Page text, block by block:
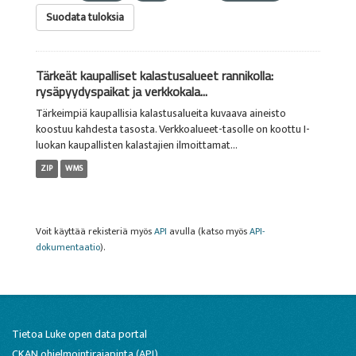
Suodata tuloksia
Tärkeät kaupalliset kalastusalueet rannikolla:
rysäpyydyspaikat ja verkkokala...
Tärkeimpiä kaupallisia kalastusalueita kuvaava aineisto
koostuu kahdesta tasosta. Verkkoalueet-tasolle on koottu I-
luokan kaupallisten kalastajien ilmoittamat...
ZIP WMS
Voit käyttää rekisteriä myösAPI avulla (katso myösAPI-
dokumentaatio).
Tietoa Luke open data portal